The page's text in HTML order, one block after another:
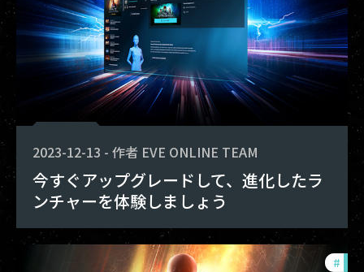
2023-12-13 - 作者 EVE ONLINE TEAM
今すぐアップグレードして、進化したラ
ンチャーを体験しましょう
#